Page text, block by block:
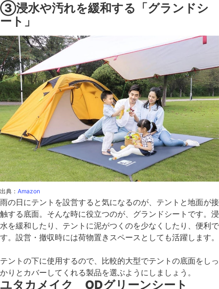
③浸水や汚れを緩和する「グランドシ
ート」
出典： Amazon
雨の日にテントを設営すると気になるのが、テントと地面が接
触する底面。そんな時に役立つのが、グランドシートです。浸
水を緩和したり、テントに泥がつくのを少なくしたり、便利で
す。設営・撤収時には荷物置きスペースとしても活躍します。
テントの下に使用するので、比較的大型でテントの底面をしっ
かりとカバーしてくれる製品を選ぶようにしましょう。
ユタカメイク ODグリーンシート